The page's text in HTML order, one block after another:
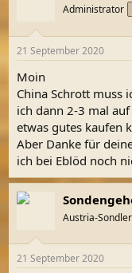
e
:
Administrator
21 September 2020
Moin
China Schrott muss
ich dann 2-3 mal
etwas gutes kaufen
Aber Danke für
ich bei Eblöd noch
Austria-Sondler
21 September 2020